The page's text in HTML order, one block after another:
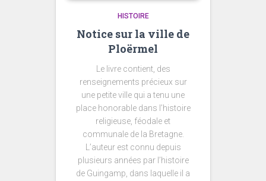
HISTOIRE
Notice sur la ville de
Ploërmel
Le livre contient, des
renseignements précieux sur
une petite ville qui a tenu une
place honorable dans l’histoire
religieuse, féodale et
communale de la Bretagne.
L’auteur est connu depuis
plusieurs années par l’histoire
de Guingamp, dans laquelle il a